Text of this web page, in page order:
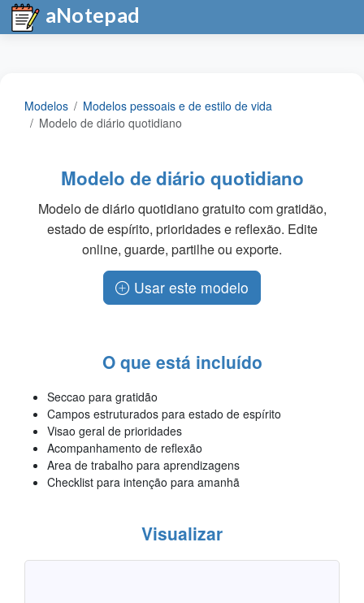
aNotepad
Modelos
Modelos pessoais e de estilo de vida
Modelo de diário quotidiano
Modelo de diário quotidiano
Modelo de diário quotidiano gratuito com gratidão,
estado de espírito, prioridades e reflexão. Edite
online, guarde, partilhe ou exporte.
Usar este modelo
O que está incluído
Seccao para gratidão
Campos estruturados para estado de espírito
Visao geral de prioridades
Acompanhamento de reflexão
Area de trabalho para aprendizagens
Checklist para intenção para amanhã
Visualizar